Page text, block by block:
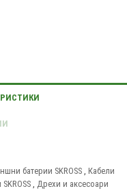
батерии SKROSS, Кабели
, Дрехи и аксесоари